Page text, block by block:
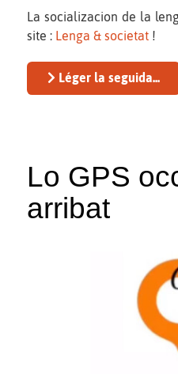
La socializacion de la
site : Lenga & societat !
Léger la seguida...
Lo GPS
arribat